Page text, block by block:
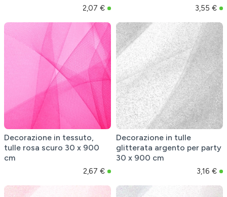
2,07 € 3,55 €
Decorazione in tessuto,
tulle rosa scuro 30 x 900
cm
2,67 €
Decorazione in tulle
glitterata argento per party
30 x 900 cm
3,16 €